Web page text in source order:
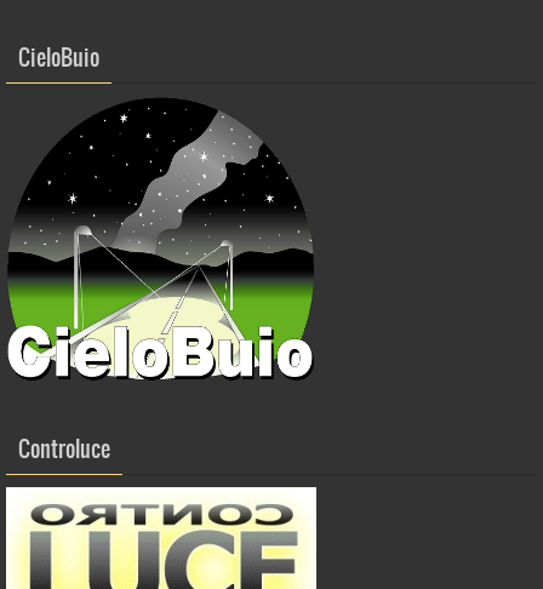
CieloBuio
Controluce